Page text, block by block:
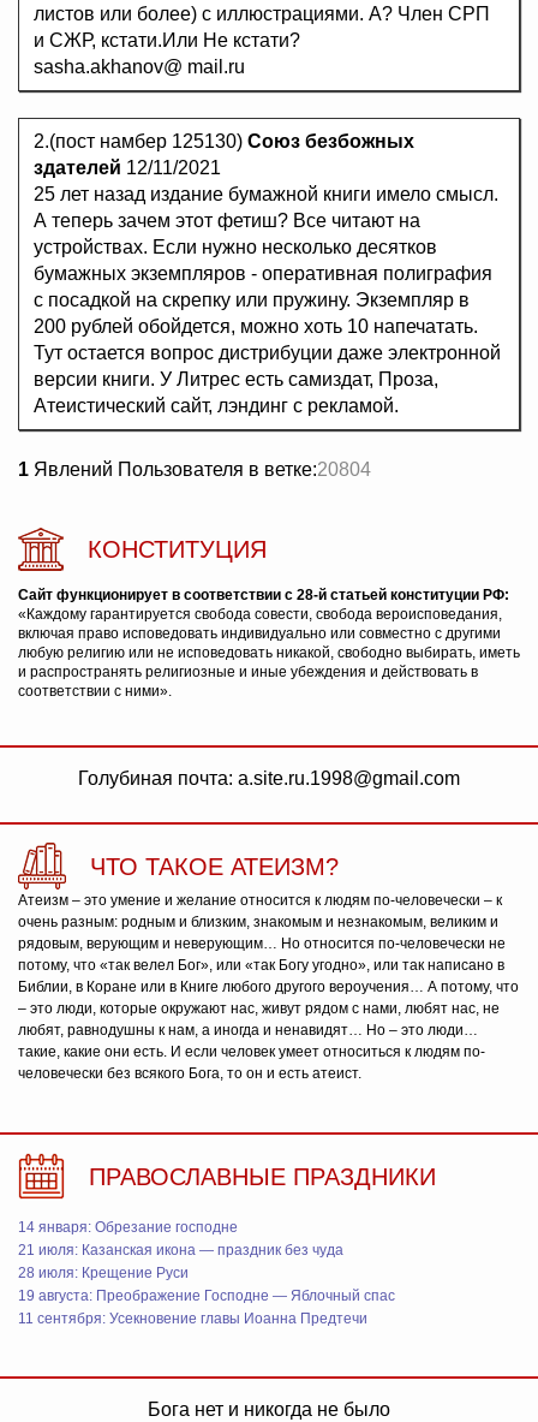
листов или более) с иллюстрациями. А? Член СРП
и СЖР, кстати.Или Не кстати?
sasha.аkhanоv@ mail.ru
2.(пост намбер 125130) Союз безбожных
здателей 12/11/2021
25 лет назад издание бумажной книги имело смысл.
А теперь зачем этот фетиш? Все читают на
устройствах. Если нужно несколько десятков
бумажных экземпляров - оперативная полиграфия
с посадкой на скрепку или пружину. Экземпляр в
200 рублей обойдется, можно хоть 10 напечатать.
Тут остается вопрос дистрибуции даже электронной
версии книги. У Литрес есть самиздат, Проза,
Атеистический сайт, лэндинг с рекламой.
1 Явлений Пользователя в ветке:20804
КОНСТИТУЦИЯ
Сайт функционирует в соответствии с 28-й статьей конституции РФ:
«Каждому гарантируется свобода совести, свобода вероисповедания,
включая право исповедовать индивидуально или совместно с другими
любую религию или не исповедовать никакой, свободно выбирать, иметь
и распространять религиозные и иные убеждения и действовать в
соответствии с ними».
Голубиная почта: a.site.ru.1998@gmail.com
ЧТО ТАКОЕ АТЕИЗМ?
Атеизм – это умение и желание относится к людям по-человечески – к
очень разным: родным и близким, знакомым и незнакомым, великим и
рядовым, верующим и неверующим… Но относится по-человечески не
потому, что «так велел Бог», или «так Богу угодно», или так написано в
Библии, в Коране или в Книге любого другого вероучения… А потому, что
– это люди, которые окружают нас, живут рядом с нами, любят нас, не
любят, равнодушны к нам, а иногда и ненавидят… Но – это люди…
такие, какие они есть. И если человек умеет относиться к людям по-
человечески без всякого Бога, то он и есть атеист.
ПРАВОСЛАВНЫЕ ПРАЗДНИКИ
14 января: Обрезание господне
21 июля: Казанская икона — праздник без чуда
28 июля: Крещение Руси
19 августа: Преображение Господне — Яблочный спас
11 сентября: Усекновение главы Иоанна Предтечи
Бога нет и никогда не было